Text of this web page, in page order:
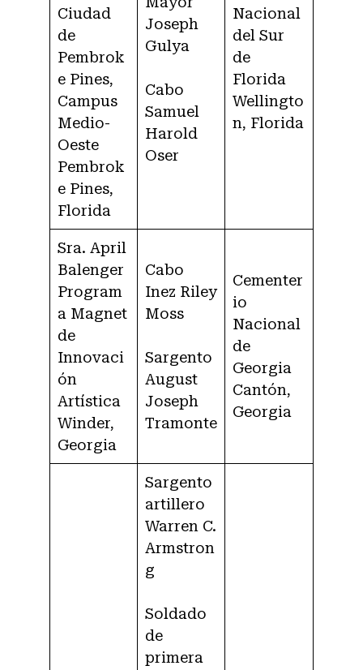
Ciudad
de
Pembrok
e Pines,
Campus
Medio-
Oeste
Pembrok
e Pines,
Florida
Joseph
Gulya
Cabo
Samuel
Harold
Oser
Nacional
del Sur
de
Florida
Wellingto
n, Florida
Sra. April
Balenger
Program
a Magnet
de
Innovaci
ón
Artística
Winder,
Georgia
Cabo
Inez Riley
Moss
Sargento
August
Joseph
Tramonte
Cementer
io
Nacional
de
Georgia
Cantón,
Georgia
Sargento
artillero
Warren C.
Armstron
g
Soldado
de
primera